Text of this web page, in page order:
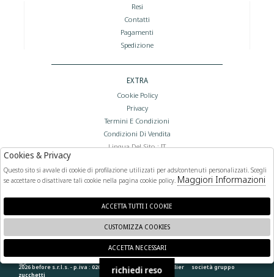
Resi
Contatti
Pagamenti
Spedizione
EXTRA
Cookie Policy
Privacy
Termini E Condizioni
Condizioni Di Vendita
Lingua Del Sito : IT
FOLLOW US
2026 before s.r.l.s. - p.iva : 02066400892 powered by atelier società gruppo
zucchetti
🍪
richiedi reso
Cookies & Privacy
Questo sito si avvale di cookie di profilazione utilizzati per ads/contenuti personalizzati. Scegli
se accettare o disattivare tali cookie nella pagina cookie policy. Maggiori Informazioni
ACCETTA TUTTI I COOKIE
CUSTOMIZZA COOKIES
ACCETTA NECESSARI